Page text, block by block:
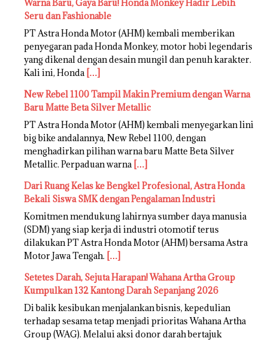
Warna Baru, Gaya Baru! Honda Monkey Hadir Lebih
Seru dan Fashionable
PT Astra Honda Motor (AHM) kembali memberikan
penyegaran pada Honda Monkey, motor hobi legendaris
yang dikenal dengan desain mungil dan penuh karakter.
Kali ini, Honda […]
New Rebel 1100 Tampil Makin Premium dengan Warna
Baru Matte Beta Silver Metallic
PT Astra Honda Motor (AHM) kembali menyegarkan lini
big bike andalannya, New Rebel 1100, dengan
menghadirkan pilihan warna baru Matte Beta Silver
Metallic. Perpaduan warna […]
Dari Ruang Kelas ke Bengkel Profesional, Astra Honda
Bekali Siswa SMK dengan Pengalaman Industri
Komitmen mendukung lahirnya sumber daya manusia
(SDM) yang siap kerja di industri otomotif terus
dilakukan PT Astra Honda Motor (AHM) bersama Astra
Motor Jawa Tengah. […]
Setetes Darah, Sejuta Harapan! Wahana Artha Group
Kumpulkan 132 Kantong Darah Sepanjang 2026
Di balik kesibukan menjalankan bisnis, kepedulian
terhadap sesama tetap menjadi prioritas Wahana Artha
Group (WAG). Melalui aksi donor darah bertajuk